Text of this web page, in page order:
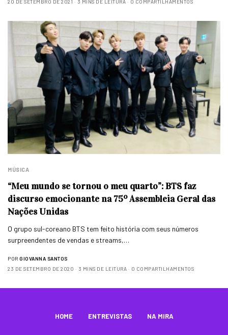
20 DE SETEMBRO DE 2021
3 MINS DE LEITURA 0 COMPARTILHAMENTOS
MÚSICA
“Meu mundo se tornou o meu quarto”: BTS faz
discurso emocionante na 75º Assembleia Geral das
Nações Unidas
O grupo sul-coreano BTS tem feito história com seus números
surpreendentes de vendas e streams,…
POR GIOVANNA SANTOS
23 DE SETEMBRO DE 2020
3 MINS DE LEITURA 0 COMPARTILHAMENTOS
HOME ENTREVISTAS NA MIRA